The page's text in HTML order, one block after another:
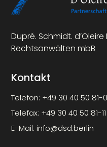
Dupré. Schmidt.
Rechtsanwälten mbB
Kontakt
Telefon: +49 30 40 50 81-0
Telefax: +49 30 40 50 81-11
E-Mail:info@dsd.berlin